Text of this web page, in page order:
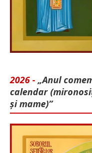
2026 - „Anul
calendar
și mame)”